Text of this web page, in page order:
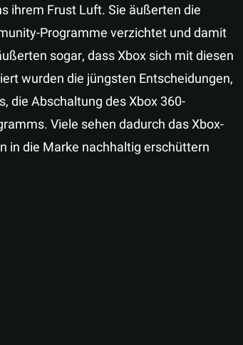
ihrem Frust Luft. Sie äußerten die
Programme verzichtet und damit
sogar, dass Xbox sich mit diesen
wurden die jüngsten Entscheidungen,
die Abschaltung des Xbox 360-
Viele sehen dadurch das Xbox-
in die Marke nachhaltig erschüttern